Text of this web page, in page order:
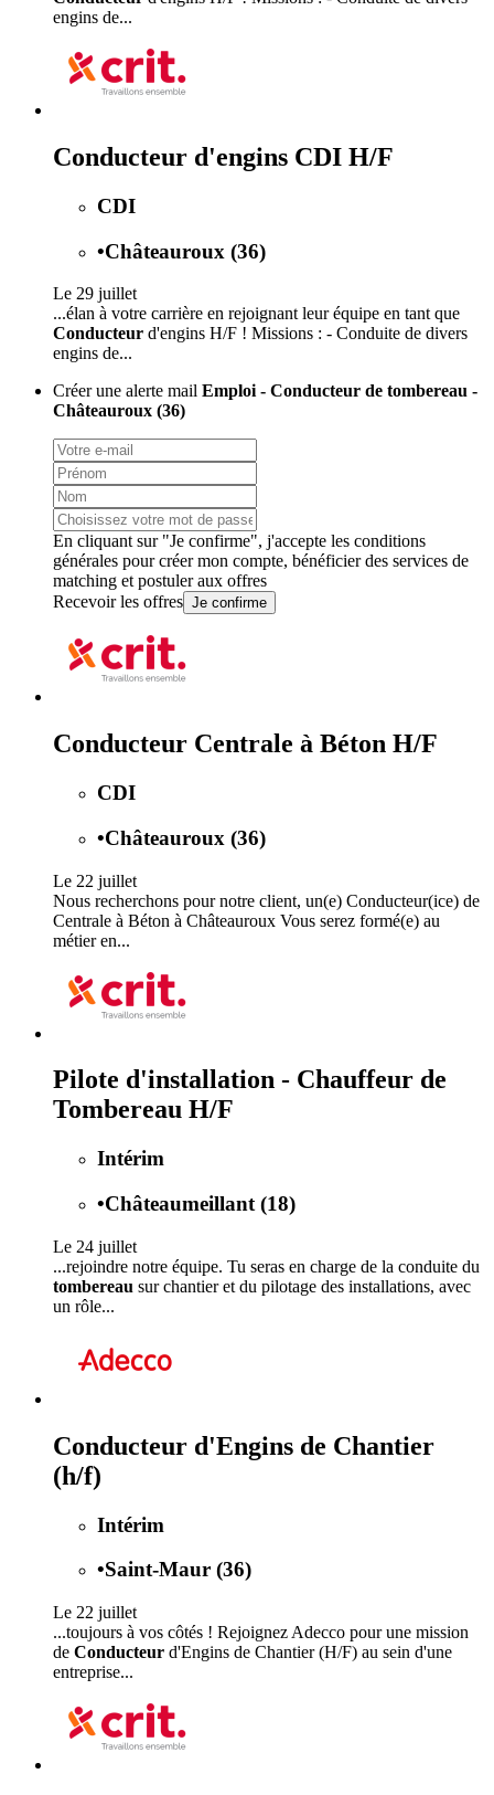
engins de...
Conducteur d'engins CDI H/F
CDI
•Châteauroux (36)
Le 29 juillet
...élan à votre carrière en rejoignant leur équipe en tant que
Conducteur d'engins H/F ! Missions : - Conduite de divers
engins de...
Créer une alerte mail Emploi - Conducteur de tombereau -
Châteauroux (36)
En cliquant sur "Je confirme", j'accepte les conditions
générales pour créer mon compte, bénéficier des services de
matching et postuler aux offres
Recevoir les offres Je confirme
Conducteur Centrale à Béton H/F
CDI
•Châteauroux (36)
Le 22 juillet
Nous recherchons pour notre client, un(e) Conducteur(ice) de
Centrale à Béton à Châteauroux Vous serez formé(e) au
métier en...
Pilote d'installation - Chauffeur de
Tombereau H/F
Intérim
•Châteaumeillant (18)
Le 24 juillet
...rejoindre notre équipe. Tu seras en charge de la conduite du
tombereau sur chantier et du pilotage des installations, avec
un rôle...
Conducteur d'Engins de Chantier
(h/f)
Intérim
•Saint-Maur (36)
Le 22 juillet
...toujours à vos côtés ! Rejoignez Adecco pour une mission
de Conducteur d'Engins de Chantier (H/F) au sein d'une
entreprise...